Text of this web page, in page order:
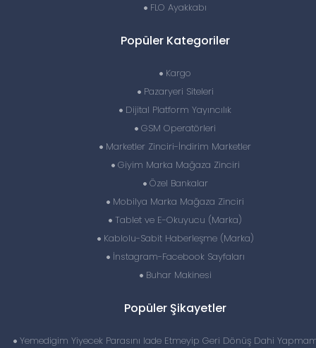
FLO Ayakkabı
Popüler Kategoriler
Kargo
Pazaryeri Siteleri
Dijital Platform Yayıncılık
GSM Operatörleri
Marketler Zinciri-İndirim Marketler
Giyim Marka Mağaza Zinciri
Özel Bankalar
Mobilya Marka Mağaza Zinciri
Tablet ve E-Okuyucu (Marka)
Kablolu-Sabit Haberleşme (Marka)
İnstagram-Facebook Sayfaları
Buhar Makinesi
Popüler Şikayetler
Yemedigim Yiyecek Parasını Iade Etmeyip Geri Dönüş Dahi